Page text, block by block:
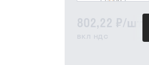
802,22 ₽/шт
вкл ндс